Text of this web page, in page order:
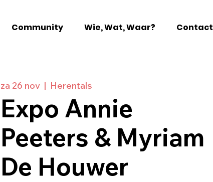
Community Wie, Wat, Waar? Contact
za 26 nov
  |
Herentals
Expo Annie
Peeters & Myriam
De Houwer